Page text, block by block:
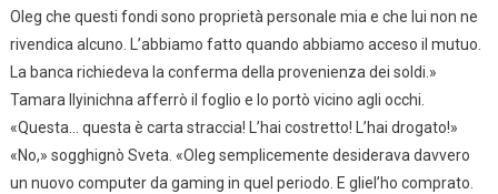
Oleg che questi fondi sono proprietà personale mia e che lui non ne
rivendica alcuno. L’abbiamo fatto quando abbiamo acceso il mutuo.
La banca richiedeva la conferma della provenienza dei soldi.»
Tamara Ilyinichna afferrò il foglio e lo portò vicino agli occhi.
«Questa… questa è carta straccia! L’hai costretto! L’hai drogato!»
«No,» sogghignò Sveta. «Oleg semplicemente desiderava davvero
un nuovo computer da gaming in quel periodo. E gliel’ho comprato.